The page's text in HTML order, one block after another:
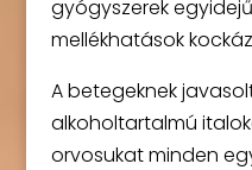
gyógyszerek
mellékhatások
A betegeknek
alkoholtartalmú
orvosukat minden